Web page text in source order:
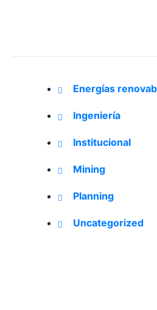
Energías
Ingeniería
Institucional
Mining
Planning
Uncategorized